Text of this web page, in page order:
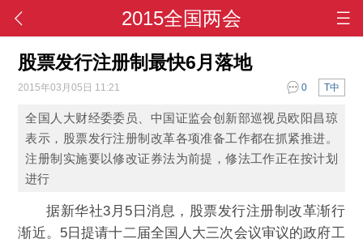
2015全国两会
股票发行注册制最快6月落地
2015年03月05日 11:21 T中
0
全国人大财经委委员、中国证监会创新部巡视员欧阳昌琼
表示，股票发行注册制改革各项准备工作都在抓紧推进。
注册制实施要以修改证券法为前提，修法工作正在按计划
进行
据新华社3月5日消息，股票发行注册制改革渐行
渐近。5日提请十二届全国人大三次会议审议的政府工